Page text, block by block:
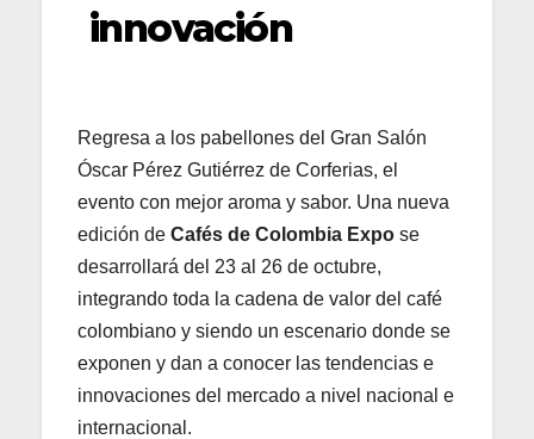
innovación
Regresa a los pabellones del Gran Salón
Óscar Pérez Gutiérrez de Corferias, el
evento con mejor aroma y sabor. Una nueva
edición de Cafés de Colombia Expo se
desarrollará del 23 al 26 de octubre,
integrando toda la cadena de valor del café
colombiano y siendo un escenario donde se
exponen y dan a conocer las tendencias e
innovaciones del mercado a nivel nacional e
internacional.